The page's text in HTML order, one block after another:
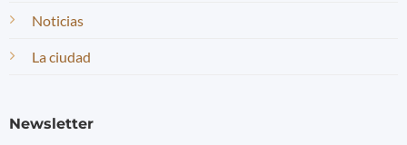
Noticias
La ciudad
Newsletter